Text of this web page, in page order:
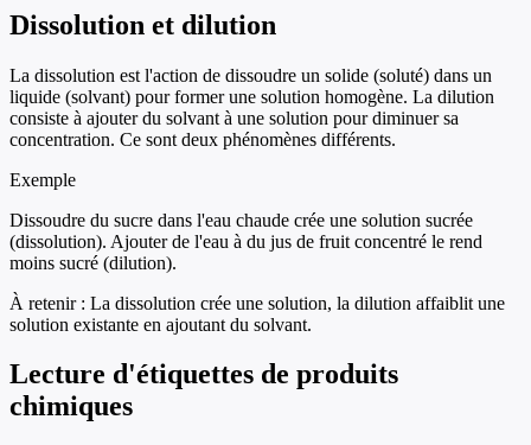
Dissolution et dilution
La dissolution est l'action de dissoudre un solide (soluté) dans un
liquide (solvant) pour former une solution homogène. La dilution
consiste à ajouter du solvant à une solution pour diminuer sa
concentration. Ce sont deux phénomènes différents.
Exemple
Dissoudre du sucre dans l'eau chaude crée une solution sucrée
(dissolution). Ajouter de l'eau à du jus de fruit concentré le rend
moins sucré (dilution).
À retenir : La dissolution crée une solution, la dilution affaiblit une
solution existante en ajoutant du solvant.
Lecture d'étiquettes de produits
chimiques